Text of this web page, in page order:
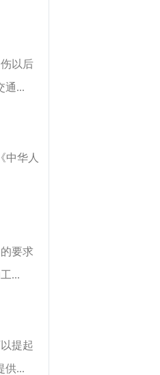
以后
通...
中华人
要求
...
提起
供...